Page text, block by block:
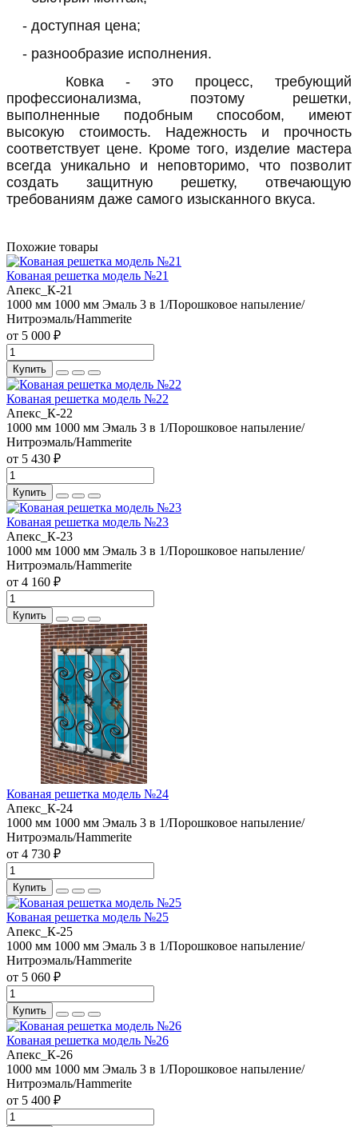
- доступная цена;
- разнообразие исполнения.
Ковка - это процесс, требующий
профессионализма, поэтому решетки,
выполненные подобным способом, имеют
высокую стоимость. Надежность и прочность
соответствует цене. Кроме того, изделие мастера
всегда уникально и неповторимо, что позволит
создать защитную решетку, отвечающую
требованиям даже самого изысканного вкуса.
Похожие товары
Кованая решетка модель №21
Апекс_К-21
1000 мм 1000 мм Эмаль 3 в 1/Порошковое напыление/
Нитроэмаль/Hammerite
от 5 000 ₽
Купить
Кованая решетка модель №22
Апекс_К-22
1000 мм 1000 мм Эмаль 3 в 1/Порошковое напыление/
Нитроэмаль/Hammerite
от 5 430 ₽
Купить
Кованая решетка модель №23
Апекс_К-23
1000 мм 1000 мм Эмаль 3 в 1/Порошковое напыление/
Нитроэмаль/Hammerite
от 4 160 ₽
Купить
Кованая решетка модель №24
Апекс_К-24
1000 мм 1000 мм Эмаль 3 в 1/Порошковое напыление/
Нитроэмаль/Hammerite
от 4 730 ₽
Купить
Кованая решетка модель №25
Апекс_К-25
1000 мм 1000 мм Эмаль 3 в 1/Порошковое напыление/
Нитроэмаль/Hammerite
от 5 060 ₽
Купить
Кованая решетка модель №26
Апекс_К-26
1000 мм 1000 мм Эмаль 3 в 1/Порошковое напыление/
Нитроэмаль/Hammerite
от 5 400 ₽